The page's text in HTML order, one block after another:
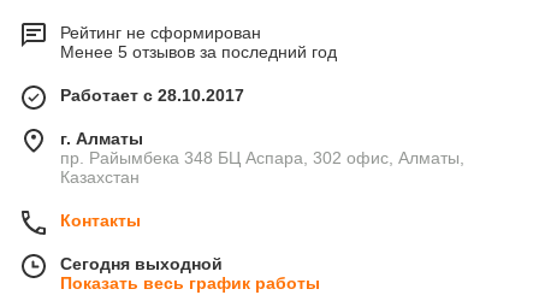
Рейтинг не сформирован
Менее 5 отзывов за последний год
Работает с 28.10.2017
г. Алматы
пр. Райымбека 348 БЦ Аспара, 302 офис, Алматы,
Казахстан
Контакты
Сегодня выходной
Показать весь график работы